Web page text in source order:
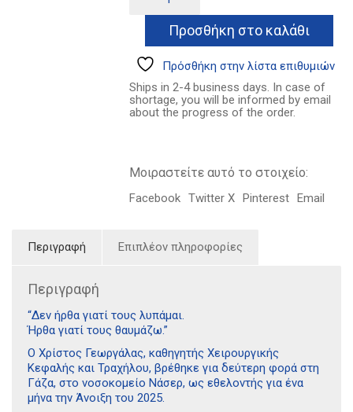
14.00€.είναι:
12.60€.
ποσότητα
Προσθήκη στο καλάθι
Πρόσθήκη στην λίστα επιθυμιών
Ships in 2-4 business days. In case of
shortage, you will be informed by email
about the progress of the order.
Μοιραστείτε αυτό το στοιχείο:
Facebook Twitter X Pinterest Email
Περιγραφή Επιπλέον πληροφορίες
Περιγραφή
“Δεν ήρθα γιατί τους λυπάμαι.
Ήρθα γιατί τους θαυμάζω.”
Ο Χρίστος Γεωργάλας, καθηγητής Χειρουργικής
Κεφαλής και Τραχήλου, βρέθηκε για δεύτερη φορά στη
Γάζα, στο νοσοκομείο Νάσερ, ως εθελοντής για ένα
μήνα την Άνοιξη του 2025.